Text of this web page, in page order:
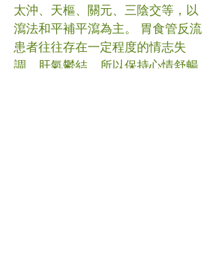
太沖、天樞、關元、三陰交等，以
瀉法和平補平瀉為主。 胃食管反流
患者往往存在一定程度的情志失
調、肝氣鬱結，所以保持心情舒暢